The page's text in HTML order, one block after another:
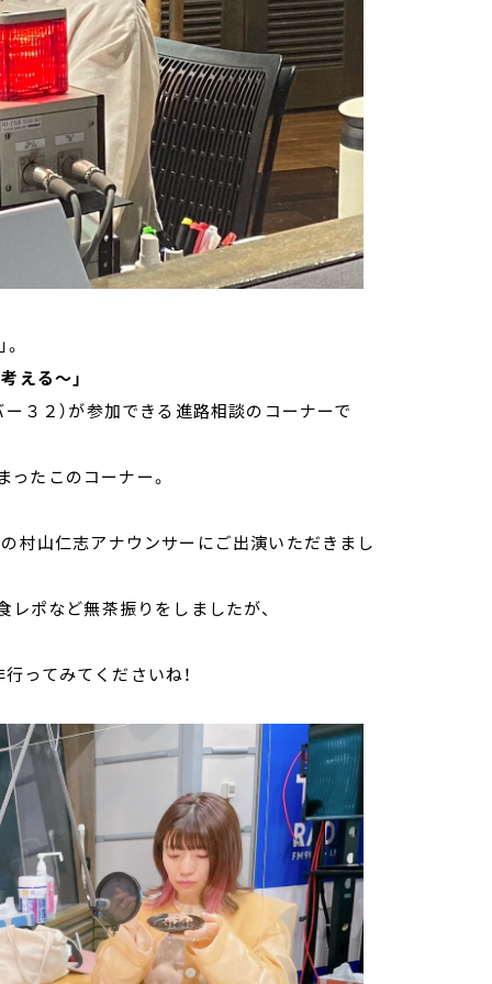
。
える～」
ー３２）が参加できる進路相談のコーナーで
ったこのコーナー。
村山仁志アナウンサーにご出演いただきまし
レポなど無茶振りをしましたが、
ってみてくださいね！